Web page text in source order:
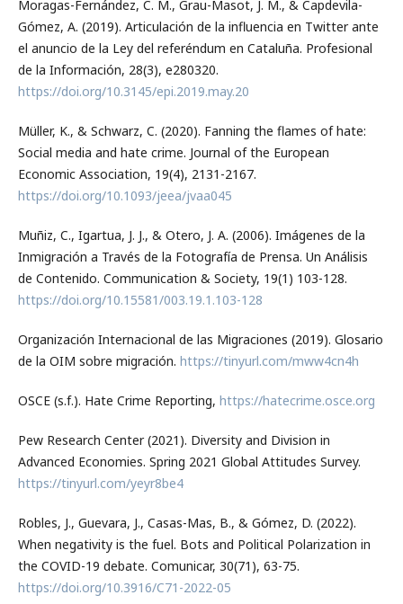
Moragas-Fernández, C. M., Grau-Masot, J. M., & Capdevila-
Gómez, A. (2019). Articulación de la influencia en Twitter ante
el anuncio de la Ley del referéndum en Cataluña. Profesional
de la Información, 28(3), e280320.
https://doi.org/10.3145/epi.2019.may.20
Müller, K., & Schwarz, C. (2020). Fanning the flames of hate:
Social media and hate crime. Journal of the European
Economic Association, 19(4), 2131-2167.
https://doi.org/10.1093/jeea/jvaa045
Muñiz, C., Igartua, J. J., & Otero, J. A. (2006). Imágenes de la
Inmigración a Través de la Fotografía de Prensa. Un Análisis
de Contenido. Communication & Society, 19(1) 103-128.
https://doi.org/10.15581/003.19.1.103-128
Organización Internacional de las Migraciones (2019). Glosario
de la OIM sobre migración. https://tinyurl.com/mww4cn4h
OSCE (s.f.). Hate Crime Reporting, https://hatecrime.osce.org
Pew Research Center (2021). Diversity and Division in
Advanced Economies. Spring 2021 Global Attitudes Survey.
https://tinyurl.com/yeyr8be4
Robles, J., Guevara, J., Casas-Mas, B., & Gómez, D. (2022).
When negativity is the fuel. Bots and Political Polarization in
the COVID-19 debate. Comunicar, 30(71), 63-75.
https://doi.org/10.3916/C71-2022-05